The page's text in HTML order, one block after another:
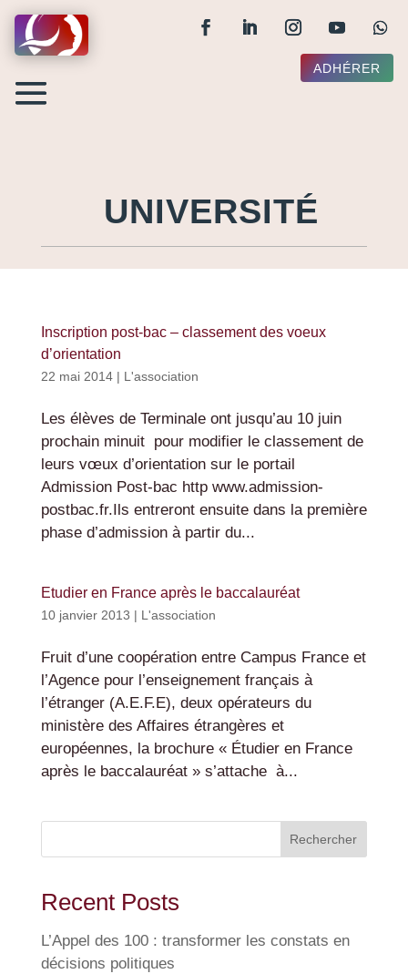
ADHÉRER
UNIVERSITÉ
Inscription post-bac – classement des voeux
d’orientation
22 mai 2014| L'association
Les élèves de Terminale ont jusqu’au 10 juin
prochain minuit pour modifier le classement de
leurs vœux d’orientation sur le portail
Admission Post-bac http www.admission-
postbac.fr.Ils entreront ensuite dans la première
phase d’admission à partir du...
Etudier en France après le baccalauréat
10 janvier 2013 | L'association
Fruit d’une coopération entre Campus France et
l’Agence pour l’enseignement français à
l’étranger (A.E.F.E), deux opérateurs du
ministère des Affaires étrangères et
européennes, la brochure « Étudier en France
après le baccalauréat » s’attache à...
Rechercher
Recent Posts
L’Appel des 100 : transformer les constats en
décisions politiques